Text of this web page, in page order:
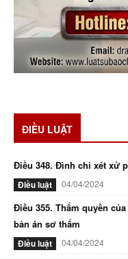
ĐIỀU LUẬT
Điều 348. Đình chỉ xét xử
Điều luật 04/04/2024
Điều 355. Thẩm quyền
bản án sơ thẩm
Điều luật 04/04/2024